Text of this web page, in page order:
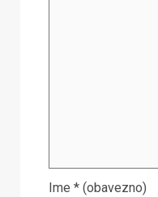
Ime * (obavezno)